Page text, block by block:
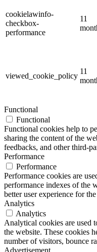
cookielawinfo-
checkbox-
performance
11
viewed_cookie_policy
11
Functional
Functional
Functional cookies help to
sharing the content of the
feedbacks, and other third-
Performance
Performance
Performance cookies are
performance indexes of the
better user experience for
Analytics
Analytics
Analytical cookies are used
the website. These cookies
number of visitors, bounce